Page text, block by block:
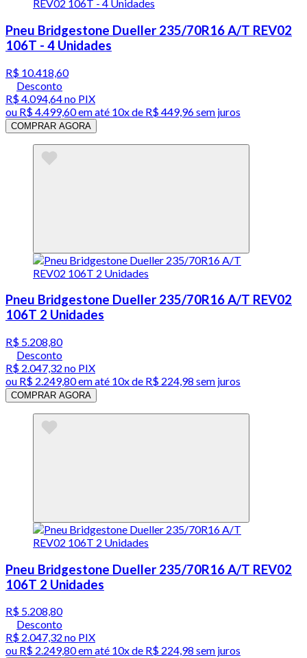
Pneu Bridgestone Dueller 235/70R16 A/T REV02
106T - 4 Unidades
R$ 10.418,60
Desconto
R$ 4.094,64no PIX
ou R$ 4.499,60em até 10x de R$ 449,96 sem juros
COMPRAR AGORA
Pneu Bridgestone Dueller 235/70R16 A/T REV02
106T 2 Unidades
R$ 5.208,80
Desconto
R$ 2.047,32 no PIX
ou R$ 2.249,80em até 10x de R$ 224,98 sem juros
COMPRAR AGORA
Pneu Bridgestone Dueller 235/70R16 A/T REV02
106T 2 Unidades
R$ 5.208,80
Desconto
R$ 2.047,32 no PIX
ou R$ 2.249,80em até 10x de R$ 224,98 sem juros